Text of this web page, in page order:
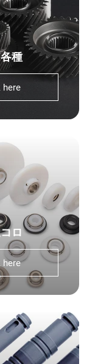
種
here
ロ
here